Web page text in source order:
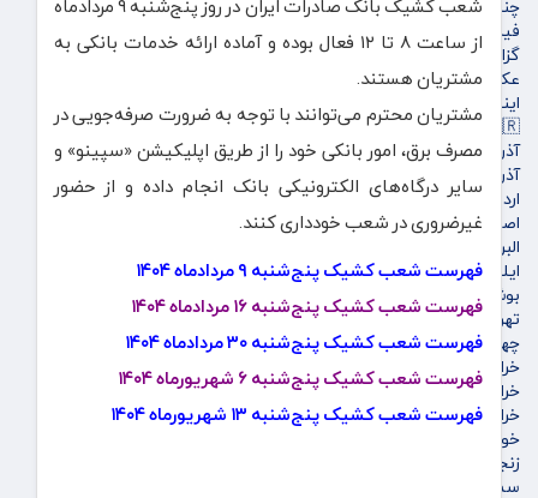
چندرسانه‌ای
فیلم
گزارش تصویری
عکس
اینفوگرافی
🇮🇷استان ها
آذربایجان شرقی
آذربایجان غربی
اردبیل
اصفهان
البرز
ایلام
بوشهر
تهران
چهارمحال و بختیاری
خراسان جنوبی
خراسان رضوی
خراسان شمالی
خوزستان
زنجان
سمنان
از ساعت ۸ تا ۱۲ فعال بوده و آماده ارائه خدمات بانکی به
مشتریان هستند.
مشتریان محترم می‌توانند با توجه به ضرورت صرفه‌جویی در
مصرف برق، امور بانکی خود را از طریق اپلیکیشن «سپینو» و
سایر درگاه‌های الکترونیکی بانک انجام داده و از حضور
غیرضروری در شعب خودداری کنند.
فهرست شعب کشیک پنج‌شنبه ۹ مردادماه ۱۴۰۴
فهرست شعب کشیک پنج‌شنبه ۱۶ مردادماه ۱۴۰۴
فهرست شعب کشیک پنج‌شنبه ۳۰ مردادماه ۱۴۰۴
فهرست شعب کشیک پنج‌شنبه ۶ شهریورماه ۱۴۰۴
فهرست شعب کشیک پنج‌شنبه ۱۳ شهریورماه ۱۴۰۴